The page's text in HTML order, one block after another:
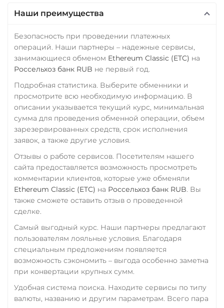
Наши преимущества
Безопасность при проведении платежных
операций. Наши партнеры – надежные сервисы,
занимающиеся обменом Ethereum Classic (ETC) на
Россельхоз банк RUB не первый год.
Подробная статистика. Выберите обменники и
просмотрите всю необходимую информацию. В
описании указывается текущий курс, минимальная
сумма для проведения обменной операции, объем
зарезервированных средств, срок исполнения
заявок, а также другие условия.
Отзывы о работе сервисов. Посетителям нашего
сайта предоставляется возможность просмотреть
комментарии клиентов, которые уже обменяли
Ethereum Classic (ETC) на Россельхоз банк RUB. Вы
также сможете оставить отзыв о проведенной
сделке.
Самый выгодный курс. Наши партнеры предлагают
пользователям лояльные условия. Благодаря
специальным предложениям появляется
возможность сэкономить – выгода особенно заметна
при конвертации крупных сумм.
Удобная система поиска. Находите сервисы по типу
валюты, названию и другим параметрам. Всего пара